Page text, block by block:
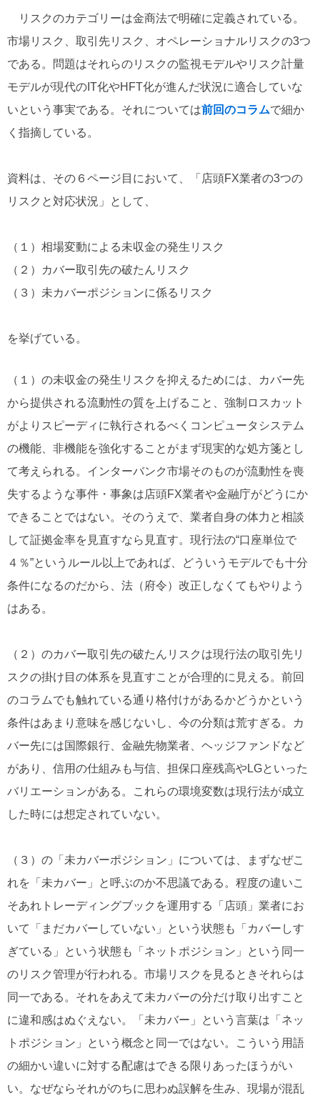
リスクのカテゴリーは金商法で明確に定義されている。
市場リスク、取引先リスク、オペレーショナルリスクの3つ
である。問題はそれらのリスクの監視モデルやリスク計量
モデルが現代のIT化やHFT化が進んだ状況に適合していな
いという事実である。それについては前回のコラムで細か
く指摘している。
資料は、その６ページ目において、「店頭FX業者の3つの
リスクと対応状況」として、
（１）相場変動による未収金の発生リスク
（２）カバー取引先の破たんリスク
（３）未カバーポジションに係るリスク
を挙げている。
（１）の未収金の発生リスクを抑えるためには、カバー先
から提供される流動性の質を上げること、強制ロスカット
がよりスピーディに執行されるべくコンピュータシステム
の機能、非機能を強化することがまず現実的な処方箋とし
て考えられる。インターバンク市場そのものが流動性を喪
失するような事件・事象は店頭FX業者や金融庁がどうにか
できることではない。そのうえで、業者自身の体力と相談
して証拠金率を見直すなら見直す。現行法の“口座単位で
４％”というルール以上であれば、どういうモデルでも十分
条件になるのだから、法（府令）改正しなくてもやりよう
はある。
（２）のカバー取引先の破たんリスクは現行法の取引先リ
スクの掛け目の体系を見直すことが合理的に見える。前回
のコラムでも触れている通り格付けがあるかどうかという
条件はあまり意味を感じないし、今の分類は荒すぎる。カ
バー先には国際銀行、金融先物業者、ヘッジファンドなど
があり、信用の仕組みも与信、担保口座残高やLGといった
バリエーションがある。これらの環境変数は現行法が成立
した時には想定されていない。
（３）の「未カバーポジション」については、まずなぜこ
れを「未カバー」と呼ぶのか不思議である。程度の違いこ
そあれトレーディングブックを運用する「店頭」業者にお
いて「まだカバーしていない」という状態も「カバーしす
ぎている」という状態も「ネットポジション」という同一
のリスク管理が行われる。市場リスクを見るときそれらは
同一である。それをあえて未カバーの分だけ取り出すこと
に違和感はぬぐえない。「未カバー」という言葉は「ネッ
トポジション」という概念と同一ではない。こういう用語
の細かい違いに対する配慮はできる限りあったほうがい
い。なぜならそれがのちに思わぬ誤解を生み、現場が混乱